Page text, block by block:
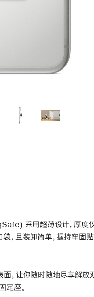
采用超薄设计，厚度
，且装卸简单，握持牢固
，让你随时随地尽享解放
座。